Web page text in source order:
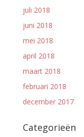
juli 2018
juni 2018
mei 2018
april 2018
maart 2018
februari 2018
december 2017
Categorieën